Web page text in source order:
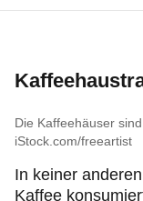
Temperaturen.
zudem recht voll
und die
Triests befassen
Umgebung plant,
der Stadt bleiben.
und bietet
denen man sich
Die Kaffeehäuser
iStock.com/freeartist
In keiner
Kaffee